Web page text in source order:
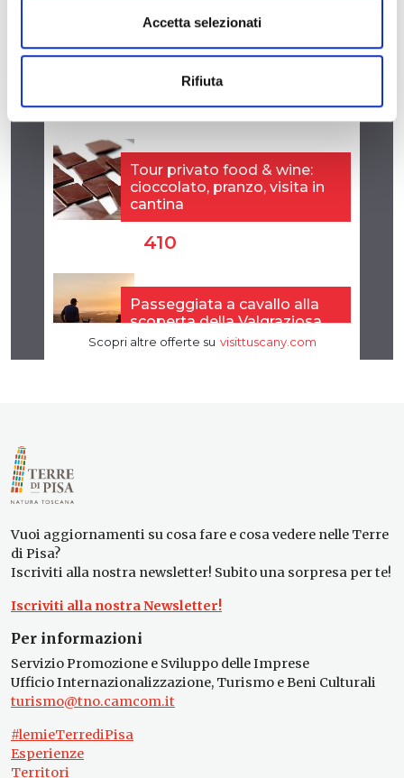
Accetta selezionati
Rifiuta
Vuoi aggiornamenti su cosa fare e cosa vedere nelle Terre
di Pisa?
Iscriviti alla nostra newsletter! Subito una sorpresa per te!
Iscriviti alla nostra Newsletter!
Per informazioni
Servizio Promozione e Sviluppo delle Imprese
Ufficio Internazionalizzazione, Turismo e Beni Culturali
turismo@tno.camcom.it
#lemieTerrediPisa
Esperienze
Territori